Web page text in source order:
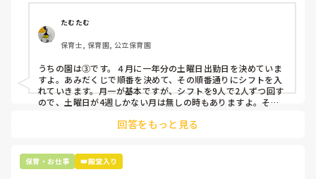
①土曜日の希望休は2日まで、と制限をかける
②毎月、必ず土曜保育に入ることのできる日を1日だけピッ
クアップしてもらう
③仮シフトが出た時、土曜出勤が難しければ自身で代わりの
人を交渉して見つけてもらう
上記のいずれかの対策を取り入れることを考えています。
たむたむ
保育士, 保育園, 公立保育園
うちの園は③です。４月に一年分の土曜日出勤日を決めていま
すよ。あみだくじで順番を決めて、その順番通りにシフトを入
れていきます。月一が基本ですが、シフトを9人で2人ずつ回す
ので、土曜日が4週しかない月は無しの時もありますよ。その
て貰い、主任に報告してます。
回答をもっと見る
保育・お仕事 👑殿堂入り